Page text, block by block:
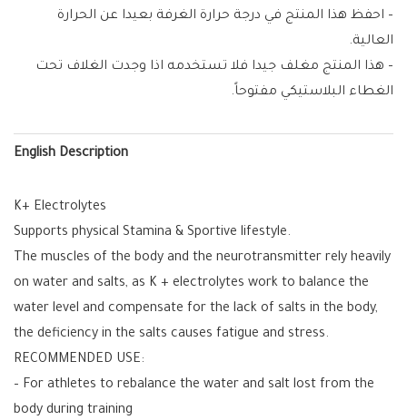
– احفظ هذا المنتج في درجة حرارة الغرفة بعيدا عن الحرارة
العالية.
– هذا المنتج مغلف جيدا فلا تستخدمه اذا وجدت الغلاف تحت
الغطاء البلاستيكي مفتوحاً.
English Description
K+ Electrolytes
Supports physical Stamina & Sportive lifestyle.
The muscles of the body and the neurotransmitter rely heavily
on water and salts, as K + electrolytes work to balance the
water level and compensate for the lack of salts in the body,
the deficiency in the salts causes fatigue and stress.
RECOMMENDED USE:
– For athletes to rebalance the water and salt lost from the
body during training